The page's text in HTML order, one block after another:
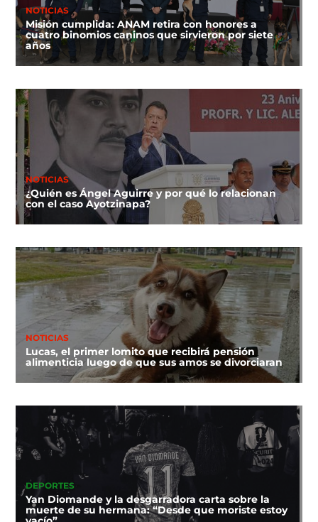
NOTICIAS
Misión cumplida: ANAM retira con honores a
cuatro binomios caninos que sirvieron por siete
años
NOTICIAS
¿Quién es Ángel Aguirre y por qué lo relacionan
con el caso Ayotzinapa?
NOTICIAS
Lucas, el primer lomito que recibirá pensión
alimenticia luego de que sus amos se divorciaran
DEPORTES
Yan Diomande y la desgarradora carta sobre la
muerte de su hermana: “Desde que moriste estoy